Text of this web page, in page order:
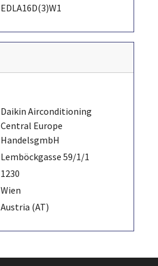
EDLA16D(3)W1
Daikin Airconditioning
Central Europe
HandelsgmbH
Lemböckgasse 59/1/1
1230
Wien
Austria (AT)